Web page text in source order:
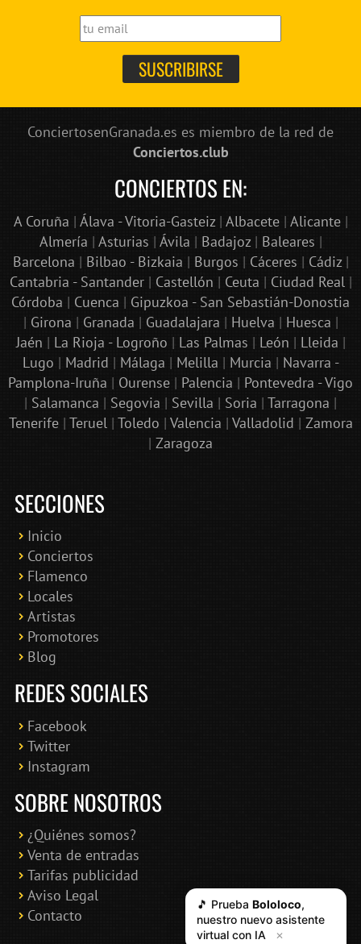
ConciertosenGranada.es es miembro de la red de
Conciertos.club
CONCIERTOS EN:
A Coruña | Álava - Vitoria-Gasteiz| Albacete| Alicante|
Almería | Asturias | Ávila | Badajoz| Baleares |
Barcelona | Bilbao - Bizkaia | Burgos | Cáceres | Cádiz|
Cantabria - Santander| Castellón | Ceuta | Ciudad Real |
Córdoba | Cuenca | Gipuzkoa - San Sebastián-Donostia
| Girona | Granada | Guadalajara | Huelva | Huesca |
Jaén | La Rioja - Logroño | Las Palmas | León | Lleida |
Lugo | Madrid | Málaga | Melilla | Murcia | Navarra -
Pamplona-Iruña | Ourense | Palencia | Pontevedra - Vigo
| Salamanca | Segovia | Sevilla | Soria | Tarragona |
Tenerife| Teruel | Toledo | Valencia | Valladolid | Zamora
| Zaragoza
SECCIONES
Inicio
Conciertos
Flamenco
Locales
Artistas
Promotores
Blog
REDES SOCIALES
Facebook
Twitter
Instagram
SOBRE NOSOTROS
¿Quiénes somos?
Venta de entradas
Tarifas publicidad
Aviso Legal
Contacto
🎵 Prueba Bololoco,
nuestro nuevo asistente
virtual con IA
✕